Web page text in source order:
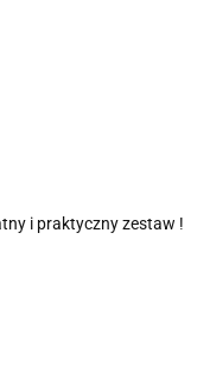
i praktyczny zestaw !